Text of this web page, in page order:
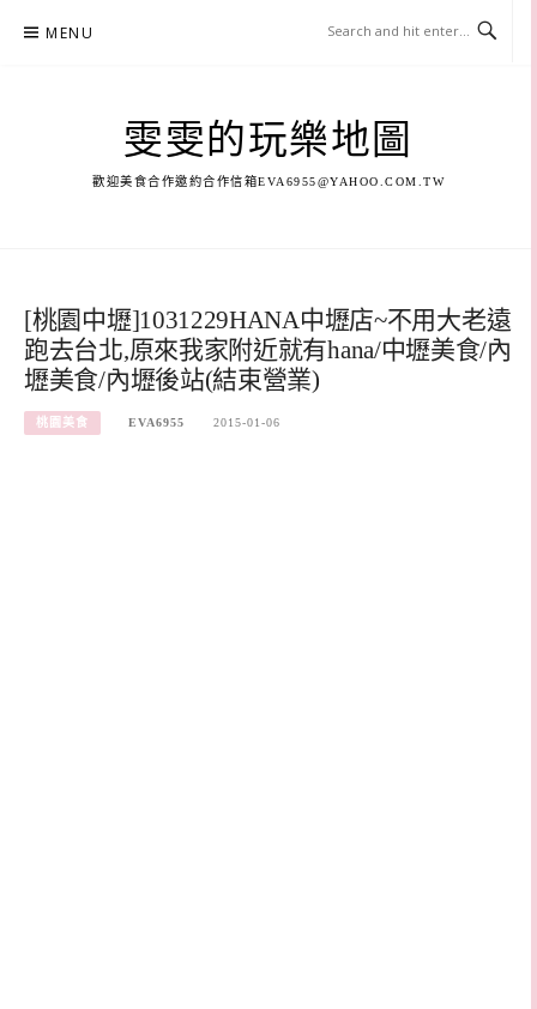
MENU
雯雯的玩樂地圖
歡迎美食合作邀約合作信箱EVA6955@YAHOO.COM.TW
[桃園中壢]1031229HANA中壢店~不用大老遠
跑去台北,原來我家附近就有hana/中壢美食/內
壢美食/內壢後站(結束營業)
桃園美食 EVA6955 2015-01-06